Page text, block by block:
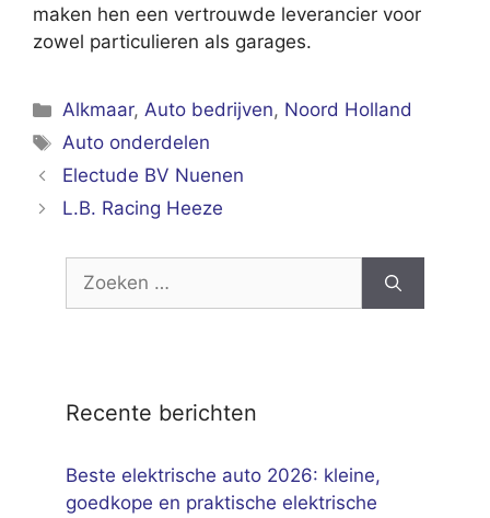
maken hen een vertrouwde leverancier voor
zowel particulieren als garages.
Categorieën
Alkmaar,Auto bedrijven, Noord Holland
Tags
Auto onderdelen
Electude BV Nuenen
L.B. Racing Heeze
Zoek
Recente berichten
Beste elektrische auto 2026: kleine,
goedkope en praktische elektrische